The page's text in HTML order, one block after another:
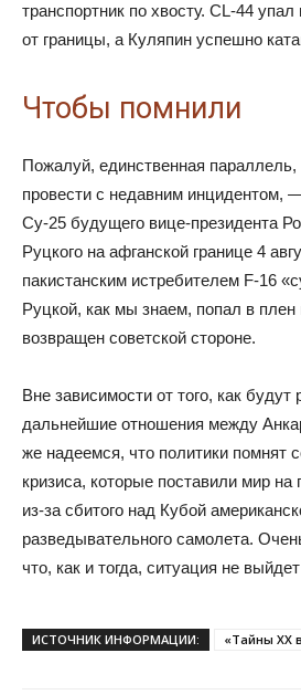
транспортник по хвосту. CL-44
от границы, а Куляпин успешно
Чтобы помнили
Пожалуй, единственная
провести с недавним инцидентом,
Су-25 будущего вице-президента
Руцкого на афганской границе 4
пакистанским истребителем F-16
Руцкой, как мы знаем, попал в
возвращен советской стороне.
Вне зависимости от того, как будут
дальнейшие отношения между
же надеемся, что политики помнят
кризиса, которые поставили мир на
из-за сбитого над Кубой
разведывательного самолета.
что, как и тогда, ситуация не
ИСТОЧНИК ИНФОРМАЦИИ: «Тайны XX